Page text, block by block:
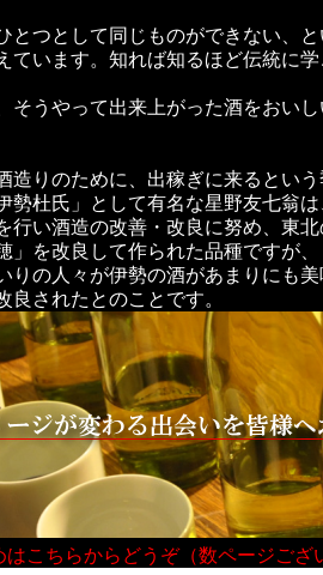
つとして同じものができない、
います。知れば知るほど伝統に学
うやって出来上がった酒をおい
造りのために、出稼ぎに来るとい
勢杜氏」として有名な星野友七翁
い酒造の改善・改良に努め、東
を改良して作られた品種ですが
りの人々が伊勢の酒があまりにも
されたとのことです。
ちらからどうぞ（数ページご